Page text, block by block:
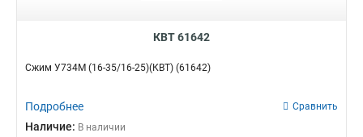
КВТ 61642
Сжим У734М (16-35/16-25)(КВТ) (61642)
Подробнее Сравнить
Наличие: В наличии